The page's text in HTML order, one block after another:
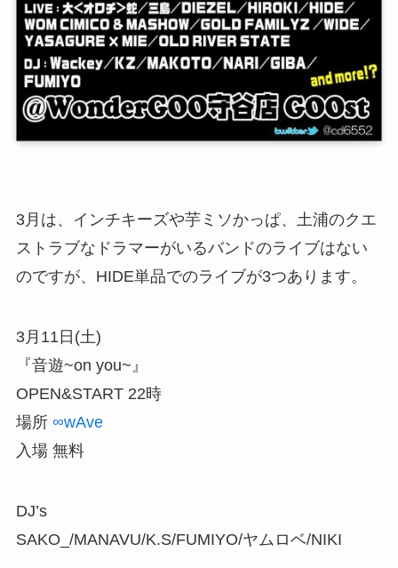
3月は、インチキーズや芋ミソかっぱ、土浦のクエ
ストラブなドラマーがいるバンドのライブはない
のですが、HIDE単品でのライブが3つあります。
3月11日(土)
『音遊~on you~』
OPEN&START 22時
場所 ∞wAve
入場 無料
DJ’s
SAKO_/MANAVU/K.S/FUMIYO/ヤムロベ/NIKI